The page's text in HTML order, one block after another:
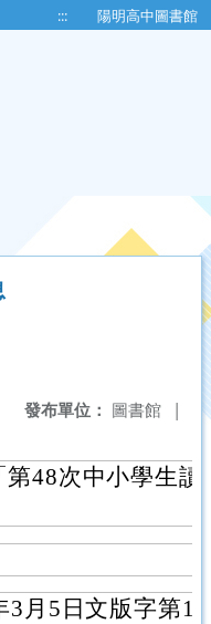
::: 陽明高中圖書館
發布單位： 圖書館 |
48次中小學生
3月5日文版字第